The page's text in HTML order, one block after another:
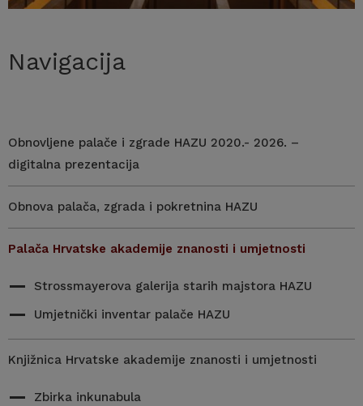
Navigacija
Obnovljene palače i zgrade HAZU 2020.- 2026. –
digitalna prezentacija
Obnova palača, zgrada i pokretnina HAZU
Palača Hrvatske akademije znanosti i umjetnosti
Strossmayerova galerija starih majstora HAZU
Umjetnički inventar palače HAZU
Knjižnica Hrvatske akademije znanosti i umjetnosti
Zbirka inkunabula